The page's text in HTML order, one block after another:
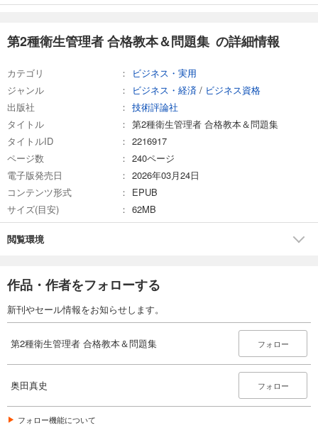
第2種衛生管理者 合格教本＆問題集 の詳細情報
カテゴリ
ビジネス・実用
ジャンル
ビジネス・経済 / ビジネス資格
出版社
技術評論社
タイトル
第2種衛生管理者 合格教本＆問題集
タイトルID
2216917
ページ数
240ページ
電子版発売日
2026年03月24日
コンテンツ形式
EPUB
サイズ(目安)
62MB
閲覧環境
作品・作者をフォローする
新刊やセール情報をお知らせします。
第2種衛生管理者 合格教本＆問題集 フォロー
奥田真史 フォロー
フォロー機能について